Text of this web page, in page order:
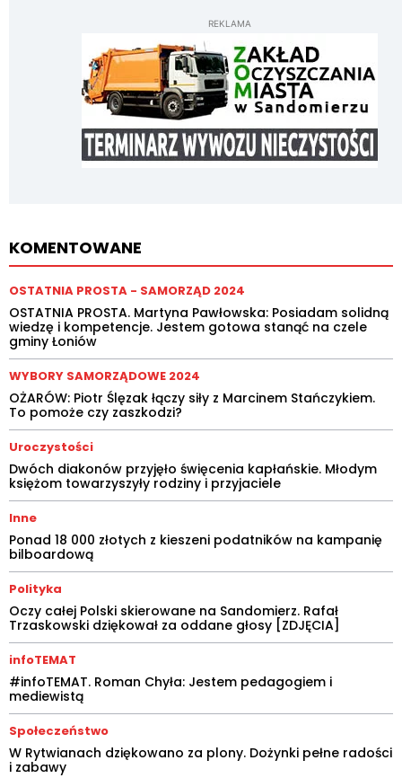
REKLAMA
KOMENTOWANE
OSTATNIA PROSTA - SAMORZĄD 2024
OSTATNIA PROSTA. Martyna Pawłowska: Posiadam solidną
wiedzę i kompetencje. Jestem gotowa stanąć na czele
gminy Łoniów
WYBORY SAMORZĄDOWE 2024
OŻARÓW: Piotr Ślęzak łączy siły z Marcinem Stańczykiem.
To pomoże czy zaszkodzi?
Uroczystości
Dwóch diakonów przyjęło święcenia kapłańskie. Młodym
księżom towarzyszyły rodziny i przyjaciele
Inne
Ponad 18 000 złotych z kieszeni podatników na kampanię
bilboardową
Polityka
Oczy całej Polski skierowane na Sandomierz. Rafał
Trzaskowski dziękował za oddane głosy [ZDJĘCIA]
infoTEMAT
#infoTEMAT. Roman Chyła: Jestem pedagogiem i
mediewistą
Społeczeństwo
W Rytwianach dziękowano za plony. Dożynki pełne radości
i zabawy